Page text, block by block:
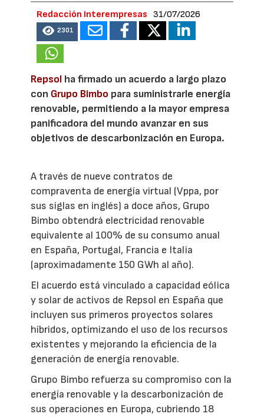
Redacción Interempresas 31/07/2026
2301
Repsol ha firmado un acuerdo a largo plazo
con Grupo Bimbo para suministrarle energía
renovable, permitiendo a la mayor empresa
panificadora del mundo avanzar en sus
objetivos de descarbonización en Europa.
A través de nueve contratos de
compraventa de energía virtual (Vppa, por
sus siglas en inglés) a doce años, Grupo
Bimbo obtendrá electricidad renovable
equivalente al 100% de su consumo anual
en España, Portugal, Francia e Italia
(aproximadamente 150 GWh al año).
El acuerdo está vinculado a capacidad eólica
y solar de activos de Repsol en España que
incluyen sus primeros proyectos solares
híbridos, optimizando el uso de los recursos
existentes y mejorando la eficiencia de la
generación de energía renovable.
Grupo Bimbo refuerza su compromiso con la
energía renovable y la descarbonización de
sus operaciones en Europa, cubriendo 18